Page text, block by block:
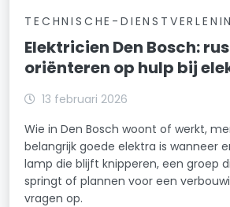
TECHNISCHE-
Elektricien Den Bosch:
oriënteren op hulp bij
13 februari 2026
Wie in Den Bosch woont of werkt,
belangrijk goede elektra is wanneer
lamp die blijft knipperen, een groep
springt of plannen voor een
vragen op.